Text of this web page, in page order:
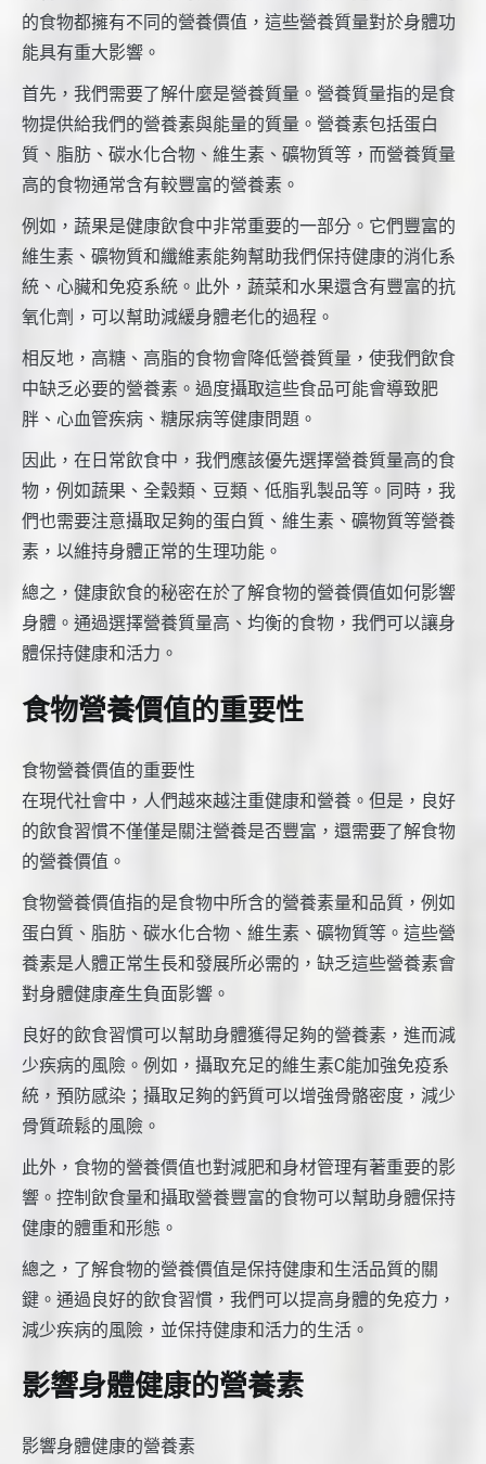
的食物都擁有不同的營養價值，這些營養質量對於身體功
能具有重大影響。
首先，我們需要了解什麼是營養質量。營養質量指的是食
物提供給我們的營養素與能量的質量。營養素包括蛋白
質、脂肪、碳水化合物、維生素、礦物質等，而營養質量
高的食物通常含有較豐富的營養素。
例如，蔬果是健康飲食中非常重要的一部分。它們豐富的
維生素、礦物質和纖維素能夠幫助我們保持健康的消化系
統、心臟和免疫系統。此外，蔬菜和水果還含有豐富的抗
氧化劑，可以幫助減緩身體老化的過程。
相反地，高糖、高脂的食物會降低營養質量，使我們飲食
中缺乏必要的營養素。過度攝取這些食品可能會導致肥
胖、心血管疾病、糖尿病等健康問題。
因此，在日常飲食中，我們應該優先選擇營養質量高的食
物，例如蔬果、全穀類、豆類、低脂乳製品等。同時，我
們也需要注意攝取足夠的蛋白質、維生素、礦物質等營養
素，以維持身體正常的生理功能。
總之，健康飲食的秘密在於了解食物的營養價值如何影響
身體。通過選擇營養質量高、均衡的食物，我們可以讓身
體保持健康和活力。
食物營養價值的重要性
食物營養價值的重要性
在現代社會中，人們越來越注重健康和營養。但是，良好
的飲食習慣不僅僅是關注營養是否豐富，還需要了解食物
的營養價值。
食物營養價值指的是食物中所含的營養素量和品質，例如
蛋白質、脂肪、碳水化合物、維生素、礦物質等。這些營
養素是人體正常生長和發展所必需的，缺乏這些營養素會
對身體健康產生負面影響。
良好的飲食習慣可以幫助身體獲得足夠的營養素，進而減
少疾病的風險。例如，攝取充足的維生素C能加強免疫系
統，預防感染；攝取足夠的鈣質可以增強骨骼密度，減少
骨質疏鬆的風險。
此外，食物的營養價值也對減肥和身材管理有著重要的影
響。控制飲食量和攝取營養豐富的食物可以幫助身體保持
健康的體重和形態。
總之，了解食物的營養價值是保持健康和生活品質的關
鍵。通過良好的飲食習慣，我們可以提高身體的免疫力，
減少疾病的風險，並保持健康和活力的生活。
影響身體健康的營養素
影響身體健康的營養素